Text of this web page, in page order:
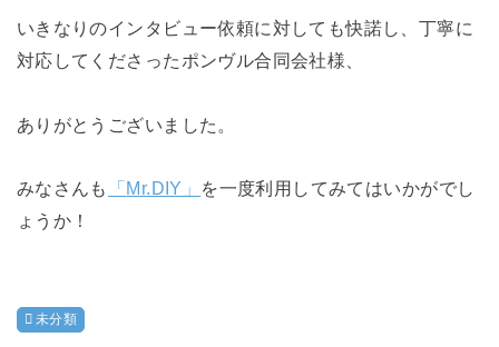
いきなりのインタビュー依頼に対しても快諾し、丁寧に
対応してくださったポンヴル合同会社様、
ありがとうございました。
みなさんも 「 Mr.DIY」 を一度利用してみてはいかがでし
ょうか！
未分類